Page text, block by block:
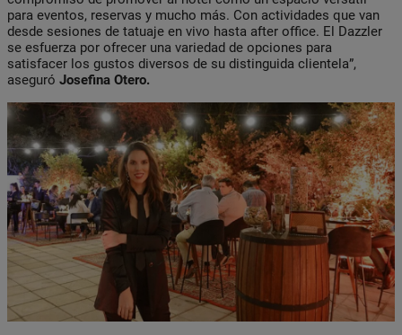
para eventos, reservas y mucho más. Con actividades que van
desde sesiones de tatuaje en vivo hasta after office. El Dazzler
se esfuerza por ofrecer una variedad de opciones para
satisfacer los gustos diversos de su distinguida clientela”,
aseguró Josefina Otero.